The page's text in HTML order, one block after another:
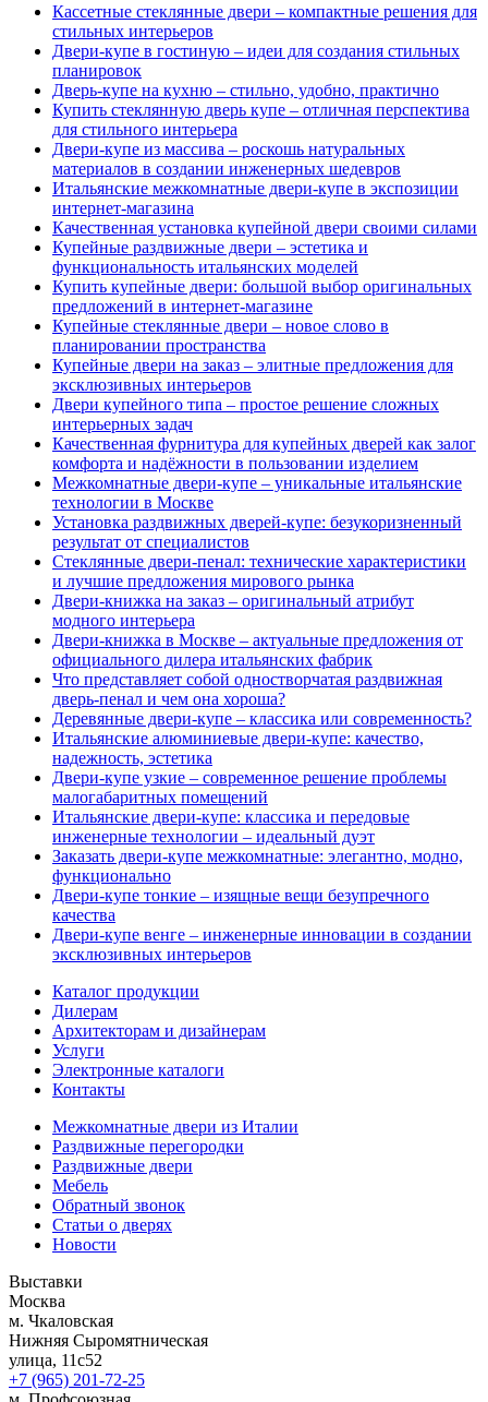
Кассетные стеклянные двери – компактные решения для
стильных интерьеров
Двери-купе в гостиную – идеи для создания стильных
планировок
Дверь-купе на кухню – стильно, удобно, практично
Купить стеклянную дверь купе – отличная перспектива
для стильного интерьера
Двери-купе из массива – роскошь натуральных
материалов в создании инженерных шедевров
Итальянские межкомнатные двери-купе в экспозиции
интернет-магазина
Качественная установка купейной двери своими силами
Купейные раздвижные двери – эстетика и
функциональность итальянских моделей
Купить купейные двери: большой выбор оригинальных
предложений в интернет-магазине
Купейные стеклянные двери – новое слово в
планировании пространства
Купейные двери на заказ – элитные предложения для
эксклюзивных интерьеров
Двери купейного типа – простое решение сложных
интерьерных задач
Качественная фурнитура для купейных дверей как залог
комфорта и надёжности в пользовании изделием
Межкомнатные двери-купе – уникальные итальянские
технологии в Москве
Установка раздвижных дверей-купе: безукоризненный
результат от специалистов
Стеклянные двери-пенал: технические характеристики
и лучшие предложения мирового рынка
Двери-книжка на заказ – оригинальный атрибут
модного интерьера
Двери-книжка в Москве – актуальные предложения от
официального дилера итальянских фабрик
Что представляет собой одностворчатая раздвижная
дверь-пенал и чем она хороша?
Деревянные двери-купе – классика или современность?
Итальянские алюминиевые двери-купе: качество,
надежность, эстетика
Двери-купе узкие – современное решение проблемы
малогабаритных помещений
Итальянские двери-купе: классика и передовые
инженерные технологии – идеальный дуэт
Заказать двери-купе межкомнатные: элегантно, модно,
функционально
Двери-купе тонкие – изящные вещи безупречного
качества
Двери-купе венге – инженерные инновации в создании
эксклюзивных интерьеров
Каталог продукции
Дилерам
Архитекторам и дизайнерам
Услуги
Электронные каталоги
Контакты
Межкомнатные двери из Италии
Раздвижные перегородки
Раздвижные двери
Мебель
Обратный звонок
Статьи о дверях
Новости
Выставки
Москва
м. Чкаловская
Нижняя Сыромятническая
улица, 11с52
+7 (965) 201-72-25